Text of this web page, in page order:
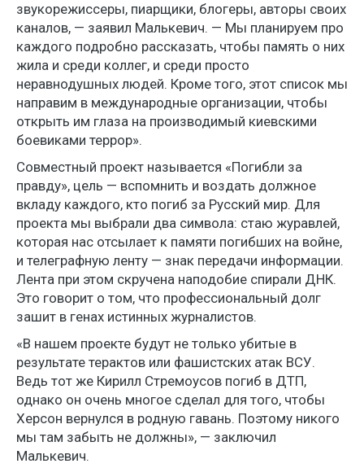
звукорежиссеры, пиарщики, блогеры, авторы своих
каналов, — заявил Малькевич. — Мы планируем про
каждого подробно рассказать, чтобы память о них
жила и среди коллег, и среди просто
неравнодушных людей. Кроме того, этот список мы
направим в международные организации, чтобы
открыть им глаза на производимый киевскими
боевиками террор».
Совместный проект называется «Погибли за
правду», цель — вспомнить и воздать должное
вкладу каждого, кто погиб за Русский мир. Для
проекта мы выбрали два символа: стаю журавлей,
которая нас отсылает к памяти погибших на войне,
и телеграфную ленту — знак передачи информации.
Лента при этом скручена наподобие спирали ДНК.
Это говорит о том, что профессиональный долг
зашит в генах истинных журналистов.
«В нашем проекте будут не только убитые в
результате терактов или фашистских атак ВСУ.
Ведь тот же Кирилл Стремоусов погиб в ДТП,
однако он очень многое сделал для того, чтобы
Херсон вернулся в родную гавань. Поэтому никого
мы там забыть не должны», — заключил
Малькевич.